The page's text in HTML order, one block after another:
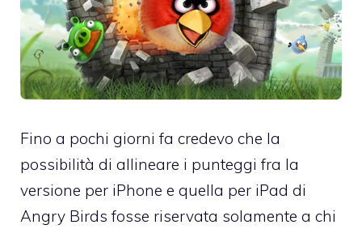
Fino a pochi giorni fa credevo che la
possibilità di allineare i punteggi fra la
versione per iPhone e quella per iPad di
Angry Birds fosse riservata solamente a chi